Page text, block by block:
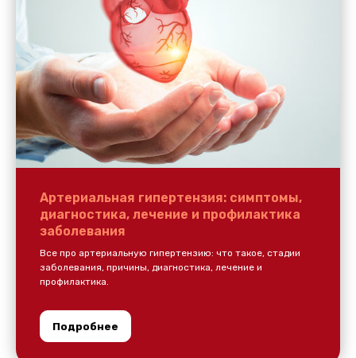
Артериальная гипертензия: симптомы,
диагностика, лечение и профилактика
заболевания
Все про артериальную гипертензию: что такое, стадии
заболевания, причины, диагностика, лечение и
профилактика.
Подробнее